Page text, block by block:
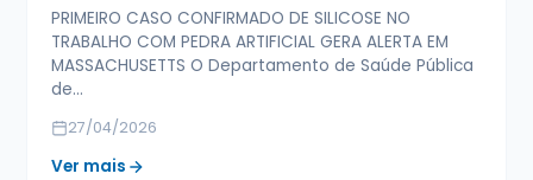
PRIMEIRO CASO CONFIRMADO DE SILICOSE NO
TRABALHO COM PEDRA ARTIFICIAL GERA ALERTA EM
MASSACHUSETTS O Departamento de Saúde Pública
de…
27/04/2026
Ver mais